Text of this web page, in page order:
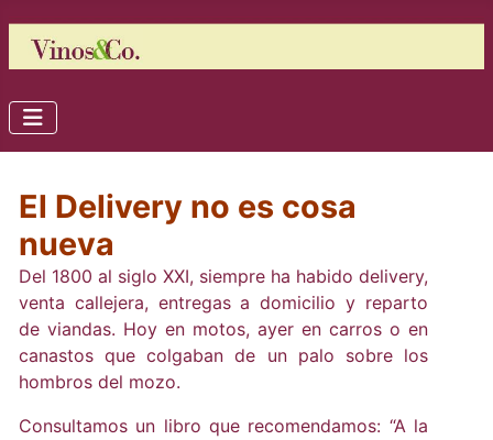
El Delivery no es cosa
nueva
Del 1800 al siglo XXI, siempre ha habido delivery,
venta callejera, entregas a domicilio y reparto
de viandas. Hoy en motos, ayer en carros o en
canastos que colgaban de un palo sobre los
hombros del mozo.
Consultamos un libro que recomendamos: “A la